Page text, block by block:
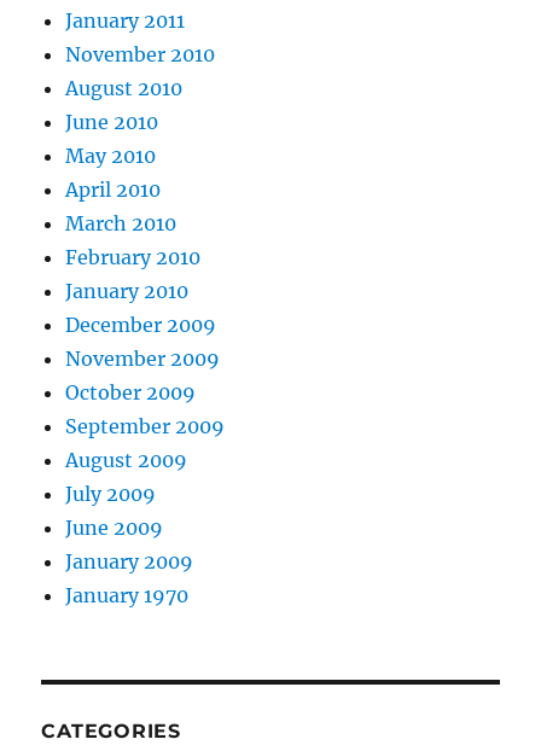
January 2011
November 2010
August 2010
June 2010
May 2010
April 2010
March 2010
February 2010
January 2010
December 2009
November 2009
October 2009
September 2009
August 2009
July 2009
June 2009
January 2009
January 1970
CATEGORIES